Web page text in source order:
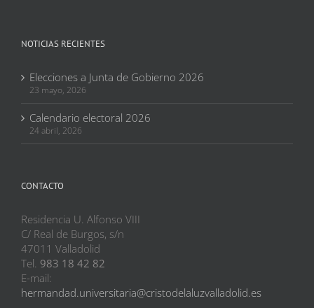
NOTICIAS RECIENTES
Elecciones a Junta de Gobierno 2026
23 mayo, 2026
Calendario electoral 2026
24 abril, 2026
CONTACTO
Residencia U. Alfonso VIII
C/ Real de Burgos, s/n
47011 Valladolid
Tel. 983 18 42 82
E-mail:
hermandad.universitaria@cristodelaluzvalladolid.es